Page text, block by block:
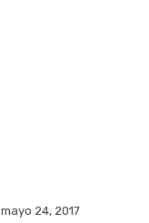
mayo 24, 2017